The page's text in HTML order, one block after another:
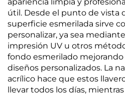
útil. Desde el punto de vista
superficie esmerilada sirve
personalizar, ya sea
impresión UV u otros
fondo esmerilado
diseños personalizados. La
acrílico hace que estos
llevar todos los días,